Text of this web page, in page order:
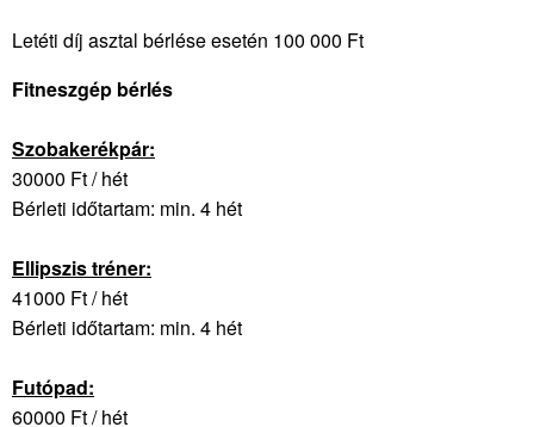
Letéti díj asztal bérlése esetén 100 000 Ft
Fitneszgép bérlés
Szobakerékpár:
30000 Ft / hét
Bérleti időtartam: min. 4 hét
Ellipszis tréner:
41000 Ft / hét
Bérleti időtartam: min. 4 hét
Futópad:
60000 Ft / hét